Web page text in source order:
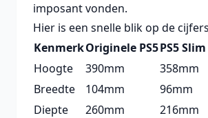
imposant vonden.
Hier is een snelle blik op de
KenmerkOriginele PS5PS5 Slim
Hoogte
390mm
358mm
Breedte
104mm
96mm
Diepte
260mm
216mm